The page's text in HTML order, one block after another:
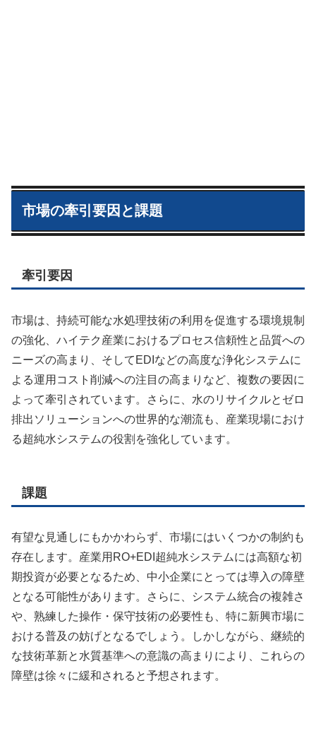
市場の牽引要因と課題
牽引要因
市場は、持続可能な水処理技術の利用を促進する環境規制
の強化、ハイテク産業におけるプロセス信頼性と品質への
ニーズの高まり、そしてEDIなどの高度な浄化システムに
よる運用コスト削減への注目の高まりなど、複数の要因に
よって牽引されています。さらに、水のリサイクルとゼロ
排出ソリューションへの世界的な潮流も、産業現場におけ
る超純水システムの役割を強化しています。
課題
有望な見通しにもかかわらず、市場にはいくつかの制約も
存在します。産業用RO+EDI超純水システムには高額な初
期投資が必要となるため、中小企業にとっては導入の障壁
となる可能性があります。さらに、システム統合の複雑さ
や、熟練した操作・保守技術の必要性も、特に新興市場に
おける普及の妨げとなるでしょう。しかしながら、継続的
な技術革新と水質基準への意識の高まりにより、これらの
障壁は徐々に緩和されると予想されます。